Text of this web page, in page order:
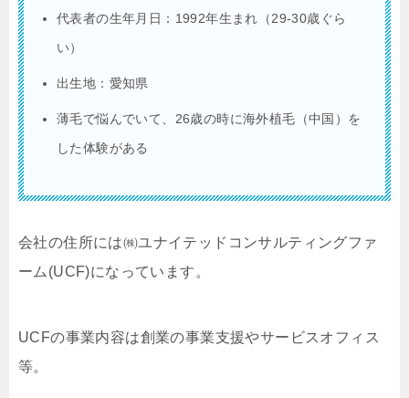
代表者の生年月日：1992年生まれ（29-30歳ぐら
い）
出生地：愛知県
薄毛で悩んでいて、26歳の時に海外植毛（中国）を
した体験がある
会社の住所には㈱ユナイテッドコンサルティングファ
ーム(UCF)になっています。
UCFの事業内容は創業の事業支援やサービスオフィス
等。